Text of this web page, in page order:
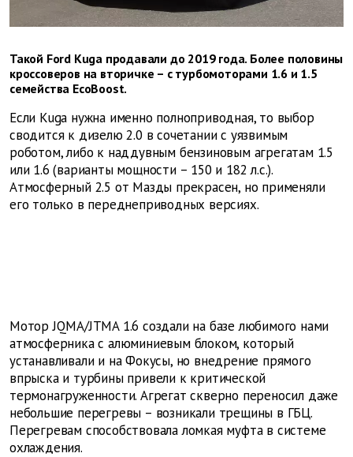
Такой Ford Kuga продавали до 2019 года. Более половины
кроссоверов на вторичке – с турбомоторами 1.6 и 1.5
семейства EcoBoost.
Если Kuga нужна именно полноприводная, то выбор
сводится к дизелю 2.0 в сочетании с уязвимым
роботом, либо к наддувным бензиновым агрегатам 1.5
или 1.6 (варианты мощности – 150 и 182 л.с.).
Атмосферный 2.5 от Мазды прекрасен, но применяли
его только в переднеприводных версиях.
Мотор JQMA/JTMA 1.6 создали на базе любимого нами
атмосферника с алюминиевым блоком, который
устанавливали и на Фокусы, но внедрение прямого
впрыска и турбины привели к критической
термонагруженности. Агрегат скверно переносил даже
небольшие перегревы – возникали трещины в ГБЦ.
Перегревам способствовала ломкая муфта в системе
охлаждения.